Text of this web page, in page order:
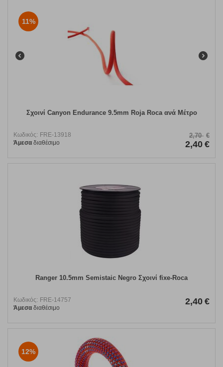
11%
Σχοινί Canyon Endurance 9.5mm Roja Roca ανά Μέτρο
Κωδικός: FRE-13918
Άμεσα διαθέσιμο
2,70 €
2,40 €
Ranger 10.5mm Semistaic Negro Σχοινί fixe-Roca
Κωδικός: FRE-14757
Άμεσα διαθέσιμο
2,40 €
12%